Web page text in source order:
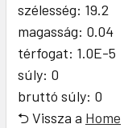
szélesség: 19.2
magasság: 0.04
térfogat: 1.0E-5
súly: 0
bruttó súly: 0
⮌ Vissza a Home